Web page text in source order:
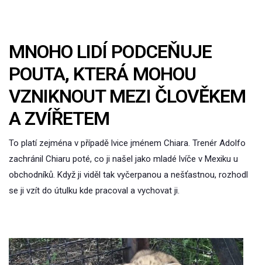
MNOHO LIDÍ PODCEŇUJE
POUTA, KTERÁ MOHOU
VZNIKNOUT MEZI ČLOVĚKEM
A ZVÍŘETEM
To platí zejména v případě lvice jménem Chiara. Trenér Adolfo
zachránil Chiaru poté, co ji našel jako mladé lvíče v Mexiku u
obchodníků. Když ji viděl tak vyčerpanou a nešťastnou, rozhodl
se ji vzít do útulku kde pracoval a vychovat ji.